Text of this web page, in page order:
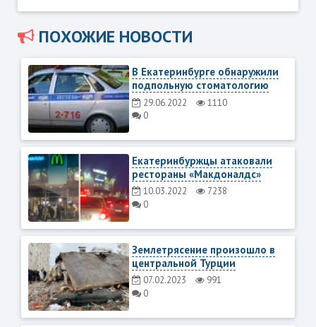
ПОХОЖИЕ НОВОСТИ
В Екатеринбурге обнаружили
подпольную стоматологию
29.06.2022
1110
0
Екатеринбуржцы атаковали
рестораны «Макдоналдс»
10.03.2022
7238
0
Землетрясение произошло в
центральной Турции
07.02.2023
991
0